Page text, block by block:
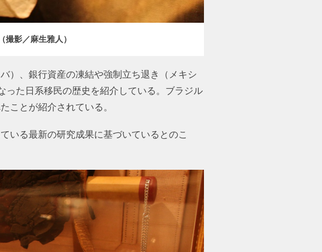
影／麻生雅人）
）、銀行資産の凍結や強制立ち退き（メキシ
った日系移民の歴史を紹介している。ブラジル
ことが紹介されている。
いる最新の研究成果に基づいているとのこ